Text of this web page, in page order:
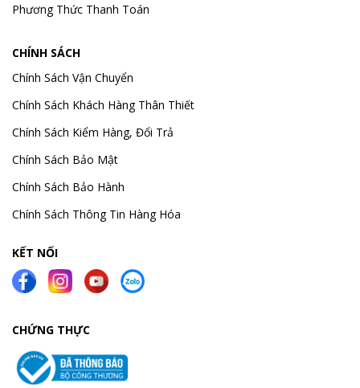
Phương Thức Thanh Toán
CHÍNH SÁCH
Chính Sách Vận Chuyển
Chính Sách Khách Hàng Thân Thiết
Chính Sách Kiểm Hàng, Đổi Trả
Chính Sách Bảo Mật
Chính Sách Bảo Hành
Chính Sách Thông Tin Hàng Hóa
KẾT NỐI
CHỨNG THỰC